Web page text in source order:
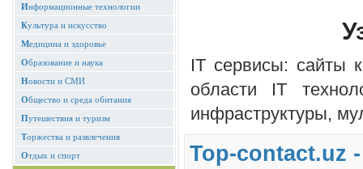
Информационные технологии
Культура и искусство
Медицина и здоровье
Образование и наука
Новости и СМИ
Общество и среда обитания
Путешествия и туризм
Торжества и развлечения
Отдых и спорт
IT cервисы: сайты
области IT
инфраструктуры,
Top-contact.uz